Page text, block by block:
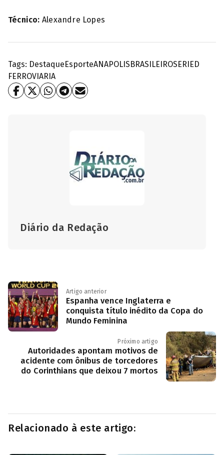
Técnico: Alexandre Lopes
Tags: Destaque EsporteANAPOLIS BRASILEIROSERIED
FERROVIARIA
Diário da Redação
Artigo anterior
Espanha vence Inglaterra e
conquista título inédito da Copa do
Mundo Feminina
Próximo artigo
Autoridades apontam motivos de
acidente com ônibus de torcedores
do Corinthians que deixou 7 mortos
Relacionado à este artigo: